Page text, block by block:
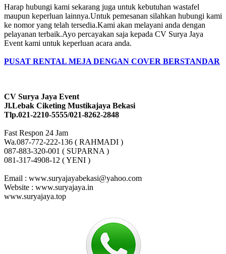
Harap hubungi kami sekarang juga untuk kebutuhan wastafel
maupun keperluan lainnya.Untuk pemesanan silahkan hubungi kami
ke nomor yang telah tersedia.Kami akan melayani anda dengan
pelayanan terbaik.Ayo percayakan saja kepada CV Surya Jaya
Event kami untuk keperluan acara anda.
PUSAT RENTAL MEJA DENGAN COVER BERSTANDAR
CV Surya Jaya Event
Jl.Lebak Ciketing Mustikajaya Bekasi
Tlp.021-2210-5555/021-8262-2848
Fast Respon 24 Jam
Wa.087-772-222-136 ( RAHMADI )
087-883-320-001 ( SUPARNA )
081-317-4908-12 ( YENI )
Email : www.suryajayabekasi@yahoo.com
Website : www.suryajaya.in
www.suryajaya.top